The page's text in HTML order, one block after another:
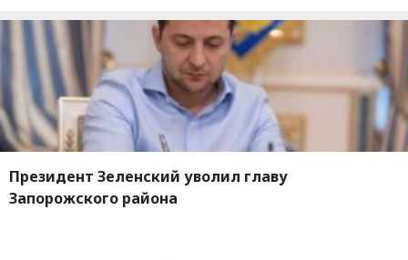
Президент Зеленский уволил главу
Запорожского района